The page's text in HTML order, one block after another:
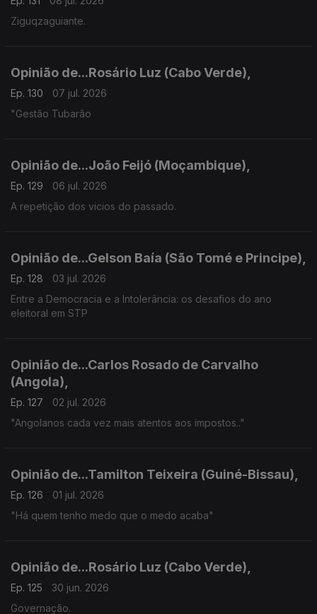
Ziguqzaguiante.
Opinião de...Rosário Luz (Cabo Verde),
Ep. 130
07 jul. 2026
"Gestão Tubarão
Opinião de...João Feijó (Moçambique),
Ep. 129
06 jul. 2026
A repetição dos vicios do passado.
Opinião de...Gelson Baía (São Tomé e Principe),
Ep. 128
03 jul. 2026
Entre a Democracia e a Intolerância: os desafios do ano
eleitoral em STP
Opinião de...Carlos Rosado de Carvalho
(Angola),
Ep. 127
02 jul. 2026
"Angolanos cada vez mais atentos aos impostos.."
Opinião de...Tamilton Teixeira (Guiné-Bissau),
Ep. 126
01 jul. 2026
"Há quem tenho medo que o medo acaba"
Opinião de...Rosário Luz (Cabo Verde),
Ep. 125
30 jun. 2026
Governação.